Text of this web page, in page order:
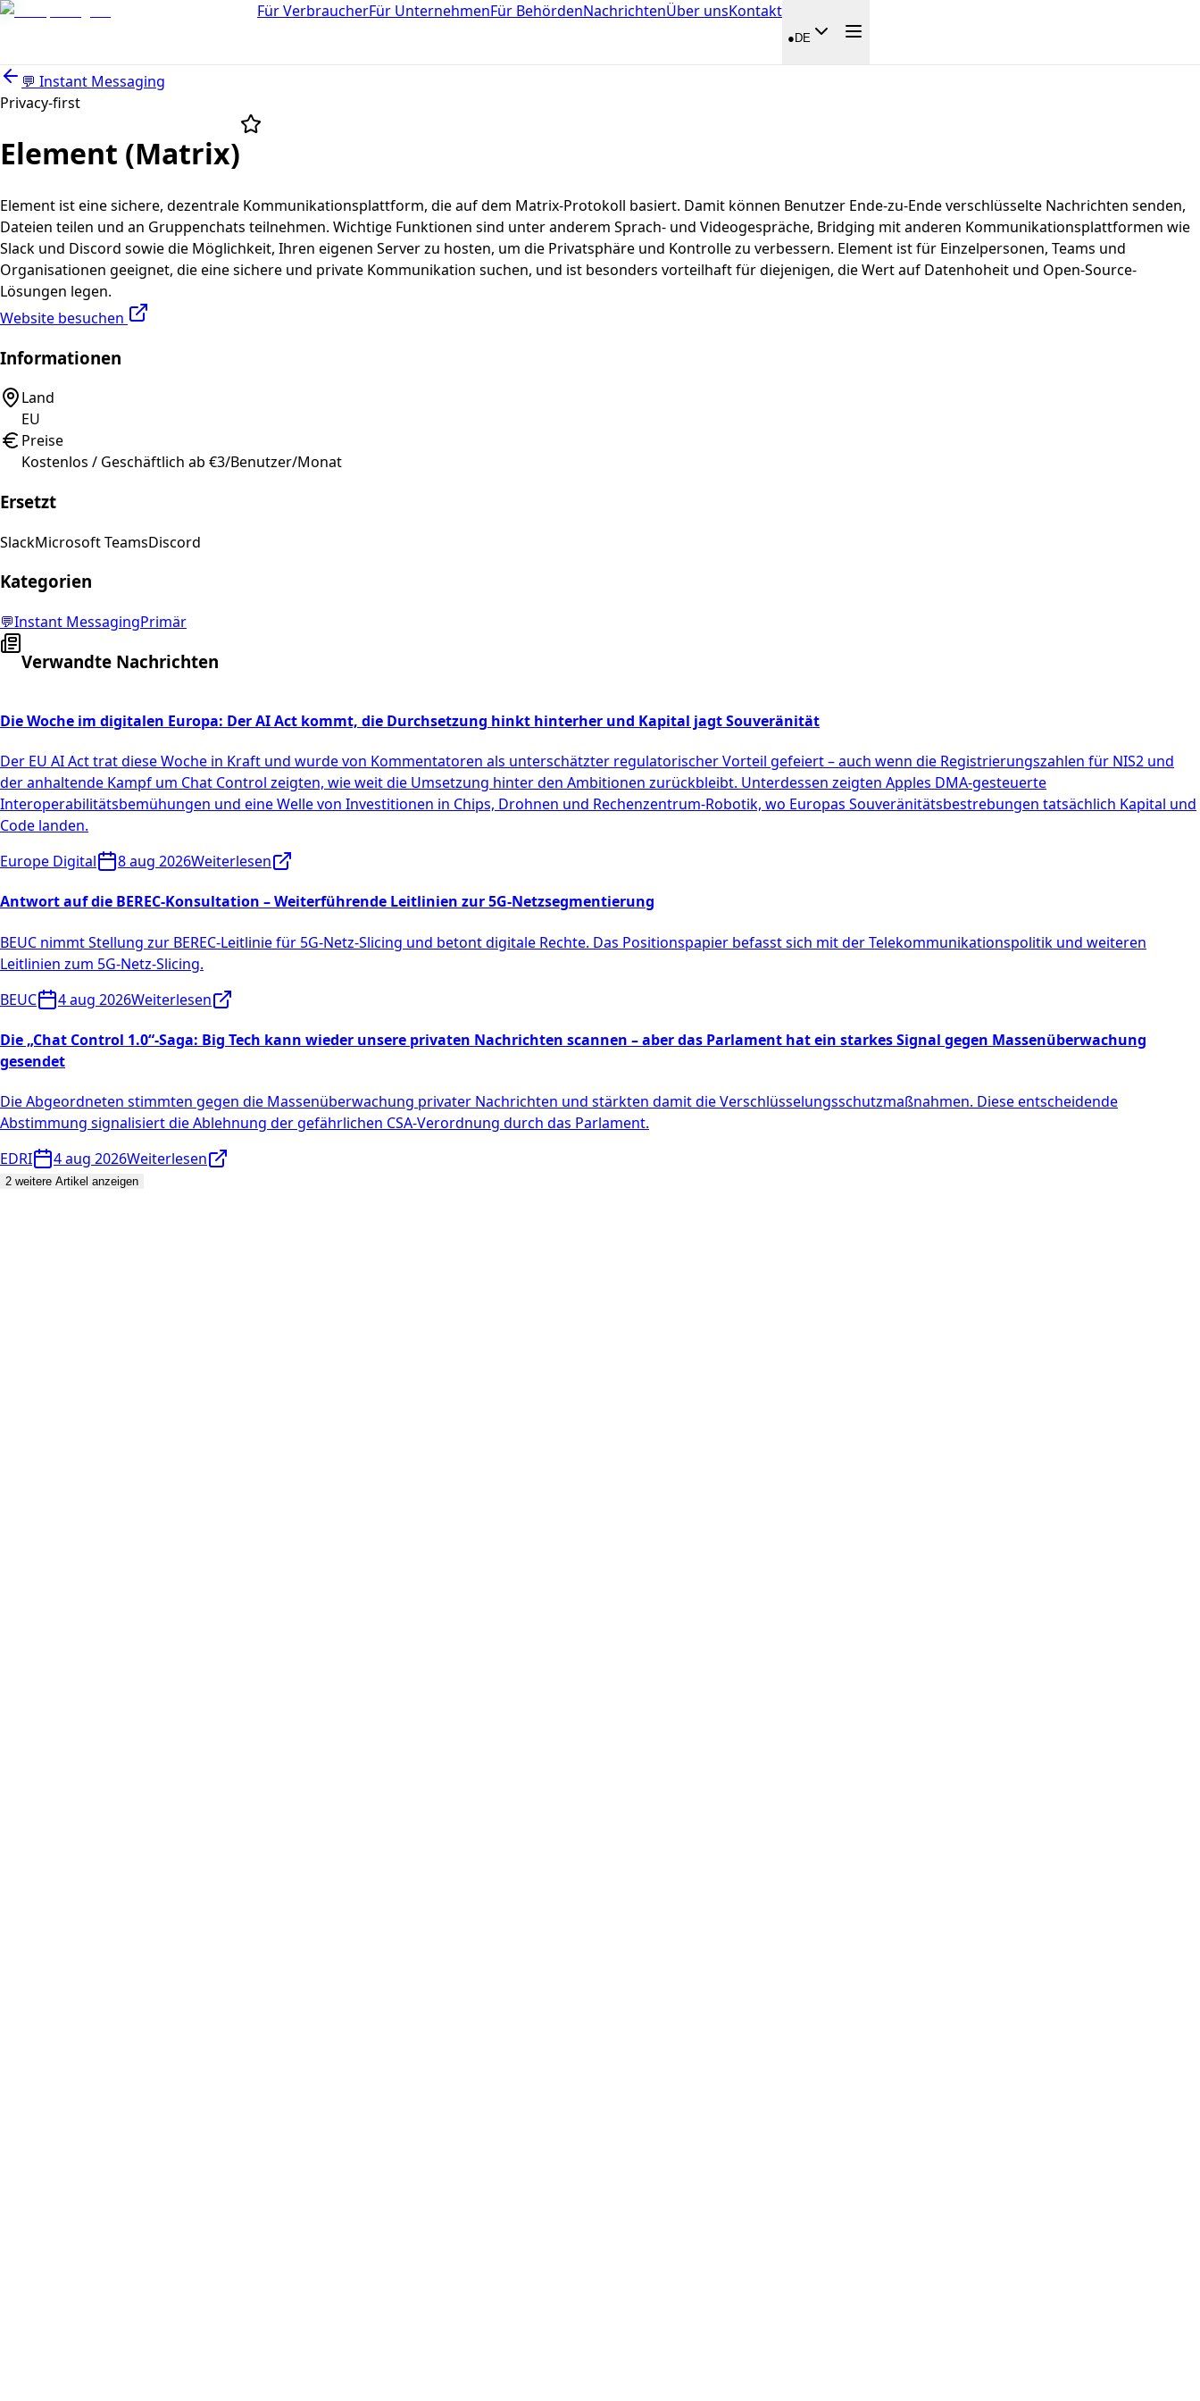
Für VerbraucherFür UnternehmenFür BehördenNachrichtenÜber unsKontakt
●DE
💬 Instant Messaging
Privacy-first
Element (Matrix)
Element ist eine sichere, dezentrale Kommunikationsplattform, die auf dem Matrix-Protokoll basiert. Damit können Benutzer Ende-zu-Ende verschlüsselte Nachrichten senden,
Dateien teilen und an Gruppenchats teilnehmen. Wichtige Funktionen sind unter anderem Sprach- und Videogespräche, Bridging mit anderen Kommunikationsplattformen wie
Slack und Discord sowie die Möglichkeit, Ihren eigenen Server zu hosten, um die Privatsphäre und Kontrolle zu verbessern. Element ist für Einzelpersonen, Teams und
Organisationen geeignet, die eine sichere und private Kommunikation suchen, und ist besonders vorteilhaft für diejenigen, die Wert auf Datenhoheit und Open-Source-
Lösungen legen.
Website besuchen
Informationen
Land
EU
Preise
Kostenlos / Geschäftlich ab €3/Benutzer/Monat
Ersetzt
SlackMicrosoft TeamsDiscord
Kategorien
💬Instant MessagingPrimär
Verwandte Nachrichten
Die Woche im digitalen Europa: Der AI Act kommt, die Durchsetzung hinkt hinterher und Kapital jagt Souveränität
Der EU AI Act trat diese Woche in Kraft und wurde von Kommentatoren als unterschätzter regulatorischer Vorteil gefeiert – auch wenn die Registrierungszahlen für NIS2 und
der anhaltende Kampf um Chat Control zeigten, wie weit die Umsetzung hinter den Ambitionen zurückbleibt. Unterdessen zeigten Apples DMA-gesteuerte
Interoperabilitätsbemühungen und eine Welle von Investitionen in Chips, Drohnen und Rechenzentrum-Robotik, wo Europas Souveränitätsbestrebungen tatsächlich Kapital und
Code landen.
Europe Digital
8 aug 2026Weiterlesen
Antwort auf die BEREC-Konsultation – Weiterführende Leitlinien zur 5G-Netzsegmentierung
BEUC nimmt Stellung zur BEREC-Leitlinie für 5G-Netz-Slicing und betont digitale Rechte. Das Positionspapier befasst sich mit der Telekommunikationspolitik und weiteren
Leitlinien zum 5G-Netz-Slicing.
BEUC
4 aug 2026Weiterlesen
Die „Chat Control 1.0“-Saga: Big Tech kann wieder unsere privaten Nachrichten scannen – aber das Parlament hat ein starkes Signal gegen Massenüberwachung
gesendet
Die Abgeordneten stimmten gegen die Massenüberwachung privater Nachrichten und stärkten damit die Verschlüsselungsschutzmaßnahmen. Diese entscheidende
Abstimmung signalisiert die Ablehnung der gefährlichen CSA-Verordnung durch das Parlament.
EDRI
4 aug 2026Weiterlesen
2 weitere Artikel anzeigen